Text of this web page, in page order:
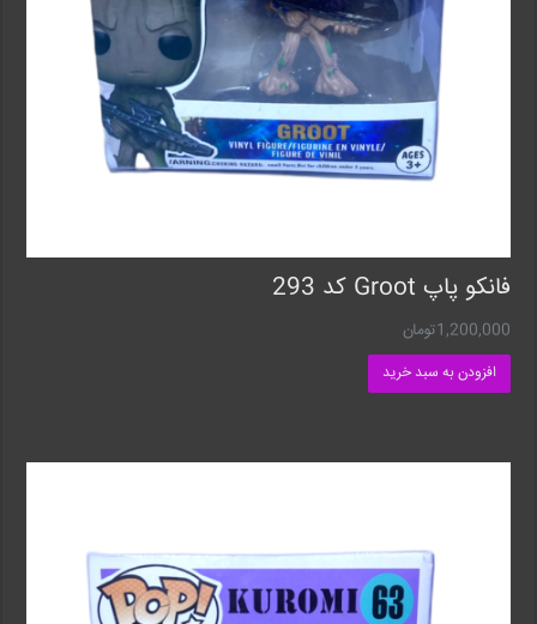
فانکو پاپ Groot کد 293
1,200,000تومان
افزودن به سبد خرید